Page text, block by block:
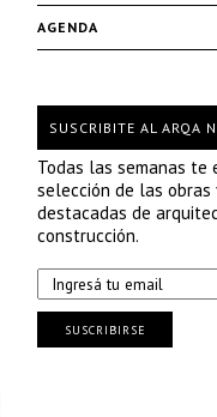
AGENDA
SUSCRIBITE AL ARQA
Todas las semanas te
selección de las obras
destacadas de
construcción.
SUSCRIBIRSE